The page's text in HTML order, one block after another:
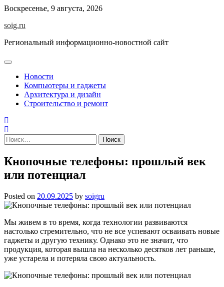
Skip
content
Воскресенье, 9 августа, 2026
soig.ru
Региональный информационно-новостной сайт
Новости
Компьютеры и гаджеты
Архитектура и дизайн
Строительство и ремонт
Найти:
Кнопочные телефоны: прошлый век
или потенциал
Posted on 20.09.2025 by soigru
Мы живем в то время, когда технологии развиваются
настолько стремительно, что не все успевают осваивать новые
гаджеты и другую технику. Однако это не значит, что
продукция, которая вышла на несколько десятков лет раньше,
уже устарела и потеряла свою актуальность.